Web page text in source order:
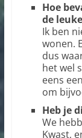
Hoe
de
Ik ben
wonen.
dus
het wel
eens
om
Heb je
We
Kwast,